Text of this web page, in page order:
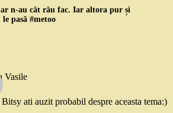
n-au cât rău fac. Iar altora pur și
pasă #metoo
Vasile
ati auzit probabil despre aceasta tema:)